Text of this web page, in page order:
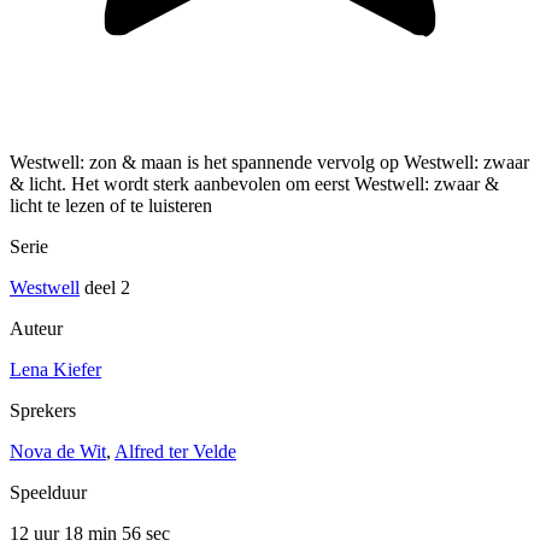
Westwell: zon & maan is het spannende vervolg op Westwell: zwaar
& licht. Het wordt sterk aanbevolen om eerst Westwell: zwaar &
licht te lezen of te luisteren
Serie
Westwell deel 2
Auteur
Lena Kiefer
Sprekers
Nova de Wit, Alfred ter Velde
Speelduur
12 uur 18 min 56 sec